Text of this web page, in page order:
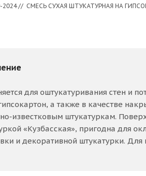
2024 // СМЕСЬ СУХАЯ ШТУКАТУРНАЯ НА
для оштукатуривания стен и
а также в качестве
известковым штукатуркам.
«Кузбасская», пригодна для
и декоративной штукатурки. Для